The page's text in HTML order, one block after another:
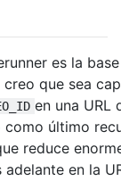
es la
que sea
en una URL
como último
reduce
en la